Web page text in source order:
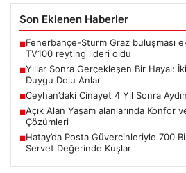
Son Eklenen Haberler
■Fenerbahçe-Sturm Graz buluşması
TV100 reyting lideri oldu
■Yıllar Sonra Gerçekleşen Bir Hayal:
Duygu Dolu Anlar
■Ceyhan’daki Cinayet 4 Yıl Sonra
■Açık Alan Yaşam alanlarında Konfor
Çözümleri
■Hatay’da Posta Güvercinleriyle 700
Servet Değerinde Kuşlar